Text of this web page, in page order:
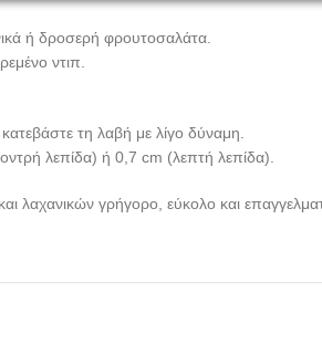
ή δροσερή φρουτοσαλάτα.
ντιπ.
τη λαβή με λίγο δύναμη.
λεπίδα) ή 0,7 cm (λεπτή λεπίδα).
γρήγορο, εύκολο και